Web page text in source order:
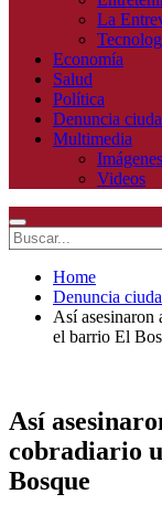
La
Economía
Salud
Política
Denuncia
Multimedia
Imágenes
Videos
Home
Denuncia
Así asesinaron
el barrio El
Así
cobradiario
Bosque